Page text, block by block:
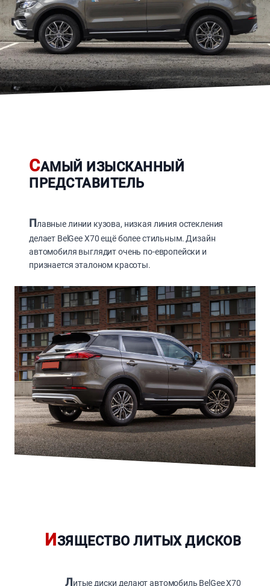
САМЫЙ ИЗЫСКАННЫЙ
ПРЕДСТАВИТЕЛЬ
Плавные линии кузова, низкая линия остекления
делает BelGee X70 ещё более стильным. Дизайн
автомобиля выглядит очень по-европейски и
признается эталоном красоты.
ИЗЯЩЕСТВО ЛИТЫХ ДИСКОВ
Литые диски делают автомобиль BelGee X70